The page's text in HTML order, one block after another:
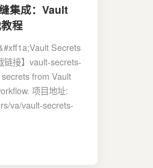
集成：Vault
程
Secrets
链接】vault-secrets-
from Vault
项目地址:
va/vault-secrets-